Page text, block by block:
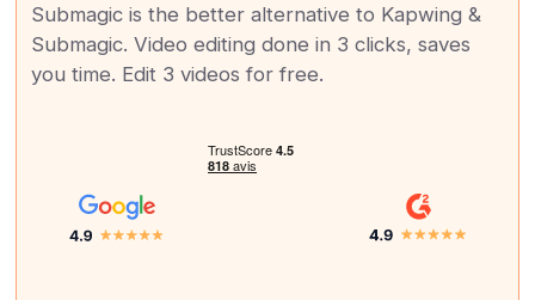
Submagic is the better alternative to Kapwing &
Submagic. Video editing done in 3 clicks, saves
you time. Edit 3 videos for free.